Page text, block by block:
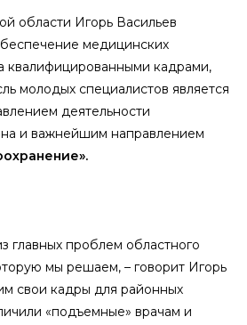
области Игорь Васильев
медицинских
квалифицированными кадрами,
молодых специалистов является
деятельности
и важнейшим направлением
главных проблем областного
мы решаем, – говорит Игорь
свои кадры для районных
«подъемные» врачам и